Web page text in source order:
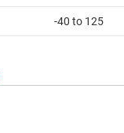
-40 to 125